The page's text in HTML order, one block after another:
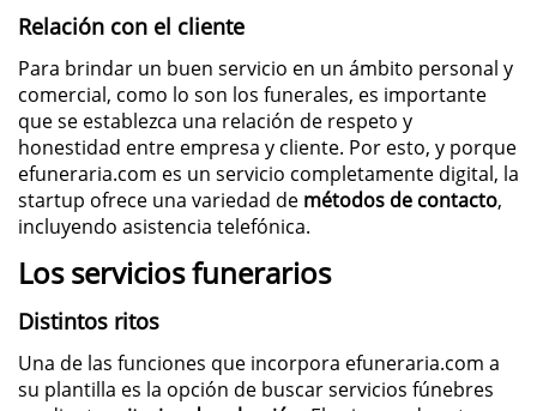
Relación con el cliente
Para brindar un buen servicio en un ámbito personal y
comercial, como lo son los funerales, es importante
que se establezca una relación de respeto y
honestidad entre empresa y cliente. Por esto, y porque
efuneraria.com es un servicio completamente digital, la
startup ofrece una variedad de métodos de contacto,
incluyendo asistencia telefónica.
Los servicios funerarios
Distintos ritos
Una de las funciones que incorpora efuneraria.com a
su plantilla es la opción de buscar servicios fúnebres